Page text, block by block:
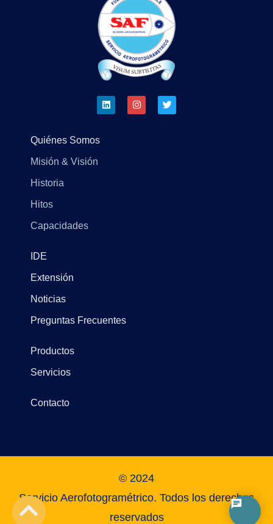
Quiénes Somos
Misión & Visión
Historia
Hitos
Capacidades
IDE
Extensión
Noticias
Preguntas Frecuentes
Productos
Servicios
Contacto
© 2024
Servicio Aerofotogramétrico. Todos los derechos
reservados